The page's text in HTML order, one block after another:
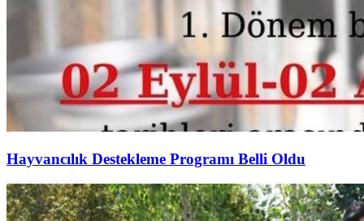
Hayvancılık Destekleme Programı Belli Oldu